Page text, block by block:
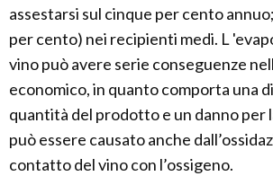
assestarsi sul cinque per cento
per cento) nei recipienti medi. L
vino può avere serie conseguenze
economico, in quanto comporta una
quantità del prodotto e un danno per
può essere causato anche
contatto del vino con l’ossigeno.